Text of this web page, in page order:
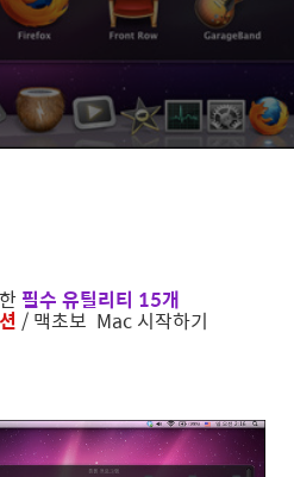
필수 유틸리티 15개
/ 맥초보 Mac 시작하기